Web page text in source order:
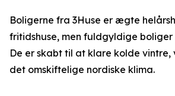
Boligerne fra 3Huse er ægte
fritidshuse, men fuldgyldige
De er skabt til at klare kolde vintre,
det omskiftelige nordiske klima.